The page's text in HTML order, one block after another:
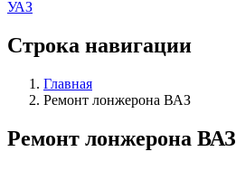
УАЗ
Строка навигации
Главная
Ремонт лонжерона ВАЗ
Ремонт лонжерона ВАЗ